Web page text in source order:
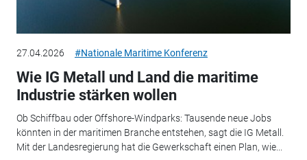
27.04.2026 #Nationale Maritime Konferenz
Wie IG Metall und Land die maritime
Industrie stärken wollen
Ob Schiffbau oder Offshore-Windparks: Tausende neue Jobs
könnten in der maritimen Branche entstehen, sagt die IG Metall.
Mit der Landesregierung hat die Gewerkschaft einen Plan, wie...